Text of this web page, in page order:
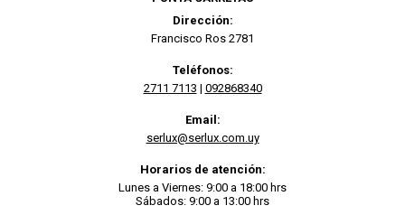
Dirección:
Francisco Ros 2781
Teléfonos:
2711 7113 | 092868340
Email:
serlux@serlux.com.uy
Horarios de atención:
Lunes a Viernes: 9:00 a 18:00 hrs
Sábados: 9:00 a 13:00 hrs